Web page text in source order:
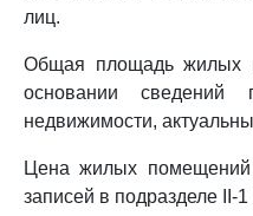
лиц.
Общая площадь жилых
основании сведений
недвижимости,
Цена жилых помещений
записей в подразделе II-